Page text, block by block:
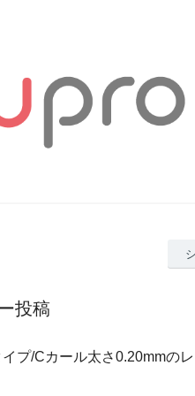
投稿
プ/Cカール太さ0.20mmの